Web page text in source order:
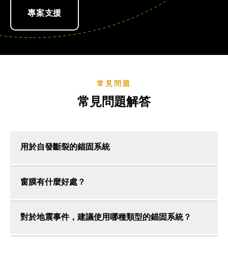
專案支援
常見問題
常見問題解答
用於自發斷裂的錨固系統
窗膜有什麼好處？
對於地震事件，建議使用哪種類型的錨固系統？